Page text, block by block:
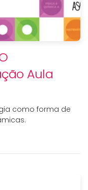
Aula
como forma de